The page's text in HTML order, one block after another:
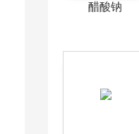
醋酸钠